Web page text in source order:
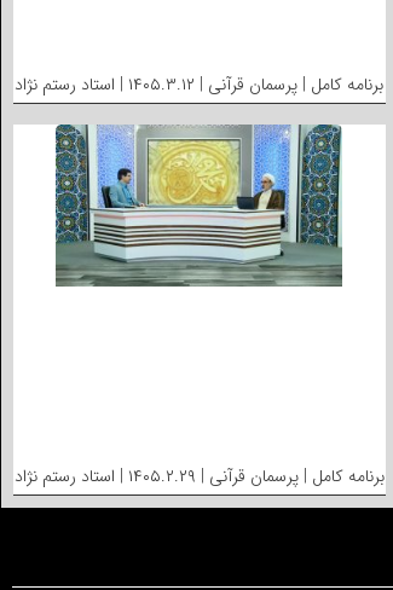
برنامه کامل | پرسمان قرآنی | ۱۴۰۵.۳.۱۲ | استاد رستم نژاد
برنامه کامل | پرسمان قرآنی | ۱۴۰۵.۲.۲۹ | استاد رستم نژاد